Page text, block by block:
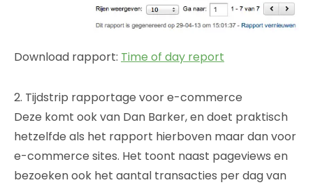
Download rapport: Time of day report
2. Tijdstrip rapportage voor e-commerce
Deze komt ook van Dan Barker, en doet praktisch
hetzelfde als het rapport hierboven maar dan voor
e-commerce sites. Het toont naast pageviews en
bezoeken ook het aantal transacties per dag van